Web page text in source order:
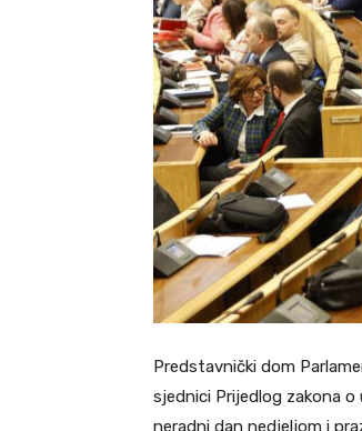
Predstavnički dom
sjednici Prijedlog zakona
neradni dan nedjeljom i